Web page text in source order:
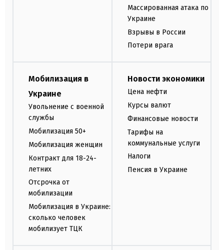
Массированная атака по
Украине
Взрывы в России
Потери врага
Мобилизация в
Украине
Увольнение с военной
службы
Мобилизация 50+
Мобилизация женщин
Контракт для 18-24-
летних
Отсрочка от
мобилизации
Мобилизация в Украине:
сколько человек
мобилизует ТЦК
Новости экономики
Цена нефти
Курсы валют
Финансовые новости
Тарифы на
коммунальные услуги
Налоги
Пенсия в Украине